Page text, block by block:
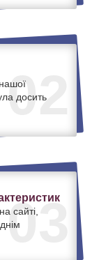
02
досить
03
сайті,